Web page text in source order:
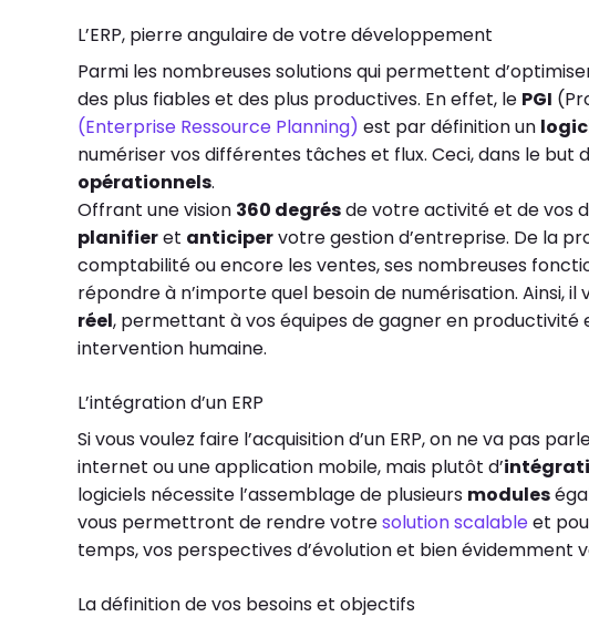
L’ERP, pierre angulaire de votre développement
Parmi les nombreuses solutions qui permettent
des plus fiables et des plus productives. En effet, le PGI
(Enterprise Ressource Planning) est par définition un
numériser vos différentes tâches et flux. Ceci, dans le
opérationnels.
Offrant une vision 360 degrésde votre activité et de vos
planifieret anticipervotre gestion d’entreprise. De la
comptabilité ou encore les ventes, ses nombreuses
répondre à n’importe quel besoin de numérisation. Ainsi, il
réel, permettant à vos équipes de gagner en
intervention humaine.
L’intégration d’un ERP
Si vous voulez faire l’acquisition d’un ERP, on ne va pas
internet ou une application mobile, mais plutôt d’
logiciels nécessite l’assemblage de plusieurs modules
vous permettront de rendre votresolution scalableet
temps, vos perspectives d’évolution et bien évidemment
La définition de vos besoins et objectifs